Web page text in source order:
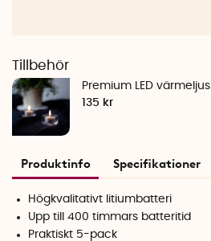
Tillbehör
Premium LED värmeljus
135 kr
Produktinfo Specifikationer
Högkvalitativt litiumbatteri
Upp till 400 timmars batteritid
Praktiskt 5-pack